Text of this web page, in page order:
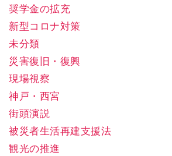
奨学金の拡充
新型コロナ対策
未分類
災害復旧・復興
現場視察
神戸・西宮
街頭演説
被災者生活再建支援法
観光の推進